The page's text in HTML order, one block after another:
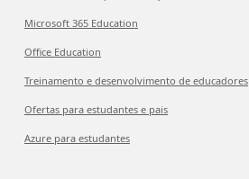
Microsoft 365 Education
Office Education
Treinamento e desenvolvimento de educadores
Ofertas para estudantes e pais
Azure para estudantes